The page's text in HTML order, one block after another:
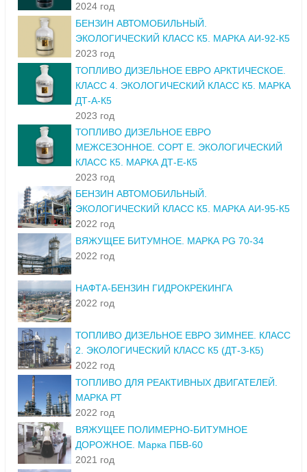
2024 год
БЕНЗИН АВТОМОБИЛЬНЫЙ.
ЭКОЛОГИЧЕСКИЙ КЛАСС К5. МАРКА АИ-92-К5
2023 год
ТОПЛИВО ДИЗЕЛЬНОЕ ЕВРО АРКТИЧЕСКОЕ.
КЛАСС 4. ЭКОЛОГИЧЕСКИЙ КЛАСС К5. МАРКА
ДТ-А-К5
2023 год
ТОПЛИВО ДИЗЕЛЬНОЕ ЕВРО
МЕЖСЕЗОННОЕ. СОРТ Е. ЭКОЛОГИЧЕСКИЙ
КЛАСС К5. МАРКА ДТ-Е-К5
2023 год
БЕНЗИН АВТОМОБИЛЬНЫЙ.
ЭКОЛОГИЧЕСКИЙ КЛАСС К5. МАРКА АИ-95-К5
2022 год
ВЯЖУЩЕЕ БИТУМНОЕ. МАРКА PG 70-34
2022 год
НАФТА-БЕНЗИН ГИДРОКРЕКИНГА
2022 год
ТОПЛИВО ДИЗЕЛЬНОЕ ЕВРО ЗИМНЕЕ. КЛАСС
2. ЭКОЛОГИЧЕСКИЙ КЛАСС К5 (ДТ-З-К5)
2022 год
ТОПЛИВО ДЛЯ РЕАКТИВНЫХ ДВИГАТЕЛЕЙ.
МАРКА РТ
2022 год
ВЯЖУЩЕЕ ПОЛИМЕРНО-БИТУМНОЕ
ДОРОЖНОЕ. Марка ПБВ-60
2021 год